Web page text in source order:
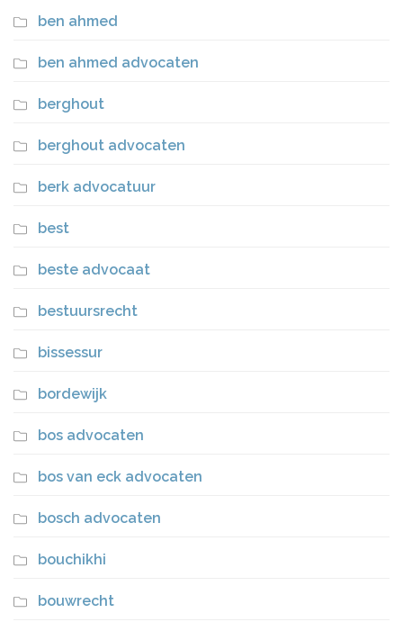
ben ahmed
ben ahmed advocaten
berghout
berghout advocaten
berk advocatuur
best
beste advocaat
bestuursrecht
bissessur
bordewijk
bos advocaten
bos van eck advocaten
bosch advocaten
bouchikhi
bouwrecht